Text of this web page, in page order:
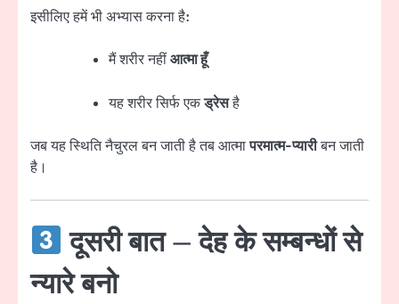
इसीलिए हमें भी अभ्यास करना है:
मैं शरीर नहींआत्मा हूँ
यह शरीर सिर्फ एकड्रेसहै
जब यह स्थिति नैचुरल बन जाती है तब आत्मापरमात्म-प्यारीबन जाती
है।
दूसरी बात –देह के सम्बन्धों से
न्यारे बनो